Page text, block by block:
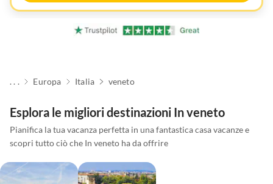
. . . Europa Italia veneto
Esplora le migliori destinazioni In veneto
Pianifica la tua vacanza perfetta in una fantastica casa vacanze e
scopri tutto ciò che In veneto ha da offrire